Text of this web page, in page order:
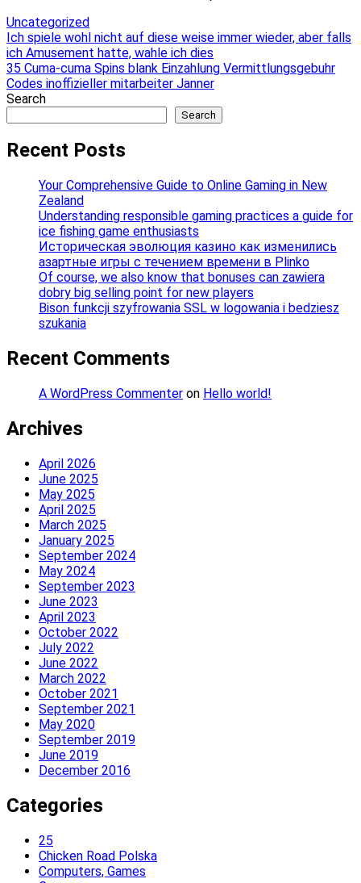
Uncategorized
Post
navigation
Ich spiele wohl nicht auf diese weise immer wieder, aber falls
ich Amusement hatte, wahle ich dies
35 Cuma-cuma Spins blank Einzahlung Vermittlungsgebuhr
Codes inoffizieller mitarbeiter Janner
Search
Search
Recent Posts
Your Comprehensive Guide to Online Gaming in New
Zealand
Understanding responsible gaming practices a guide for
ice fishing game enthusiasts
Историческая эволюция казино как изменились
азартные игры с течением времени в Plinko
Of course, we also know that bonuses can zawiera
dobry big selling point for new players
Bison funkcji szyfrowania SSL w logowania i bedziesz
szukania
Recent Comments
A WordPress Commenter on Hello world!
Archives
April 2026
June 2025
May 2025
April 2025
March 2025
January 2025
September 2024
May 2024
September 2023
June 2023
April 2023
October 2022
July 2022
June 2022
March 2022
October 2021
September 2021
May 2020
September 2019
June 2019
December 2016
Categories
25
Chicken Road Polska
Computers, Games